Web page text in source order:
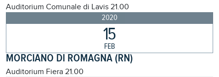
Auditorium Comunale di Lavis 21.00
2020
15
FEB
MORCIANO DI ROMAGNA (RN)
Auditorium Fiera 21.00